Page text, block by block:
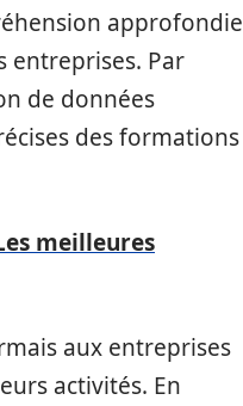
approfondie
entreprises. Par
de données
des formations
meilleures
aux entreprises
activités. En